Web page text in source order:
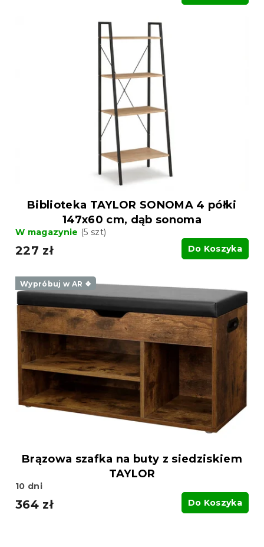
Biblioteka TAYLOR SONOMA 4 półki
147x60 cm, dąb sonoma
W magazynie (5 szt)
227 zł Do Koszyka
Wypróbuj w AR ❖
Brązowa szafka na buty z siedziskiem
TAYLOR
10 dni
364 zł Do Koszyka